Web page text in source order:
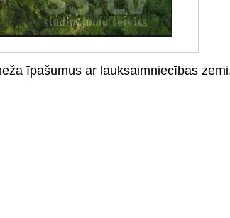
īpašumus ar lauksaimniecības